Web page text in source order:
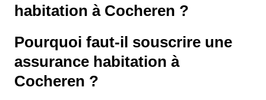
habitation à Cocheren ?
Pourquoi faut-il souscrire une
assurance habitation à
Cocheren ?